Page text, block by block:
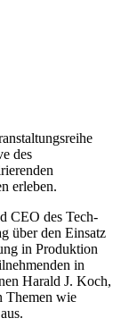
des
erleben.
CEO des Tech-
über den Einsatz
in Produktion
in
Harald J. Koch,
Themen wie